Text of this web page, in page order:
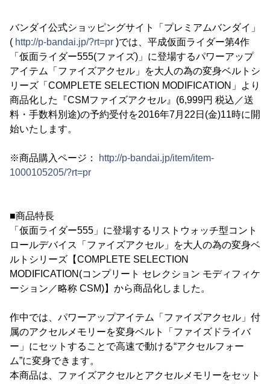
バンダイ公式ショッピングサイト「プレミアムバンダイ」
( http://p-bandai.jp/?rt=pr )では、平成仮面ライダー第4作
「仮面ライダー555(ファイズ)」に登場するパワーアップ
アイテム「ファイズアクセル」を大人の為の変身ベルトシ
リーズ「COMPLETE SELECTION MODIFICATION」より
商品化した『CSMファイズアクセル』(6,999円 税込／送
料・手数料別途)の予約受付を2016年7月22日(金)11時に開
始いたします。
※商品購入ページ：
http://p-bandai.jp/item/item-
1000105205/?rt=pr
■商品特長
「仮面ライダー555」に登場するリストウォッチ型コント
ロールデバイス「ファイズアクセル」を大人の為の変身ベ
ルトシリーズ【COMPLETE SELECTION
MODIFICATION(コンプリート セレクション モディフィケ
ーション／略称 CSM)】から商品化しました。
作中では、パワーアップアイテム「ファイズアクセル」付
属のアクセルメモリーを変身ベルト「ファイズドライバ
ー」にセットすることで高速で動ける“アクセルフォー
ム”に変身できます。
本商品は、ファイズアクセルとアクセルメモリーをセット